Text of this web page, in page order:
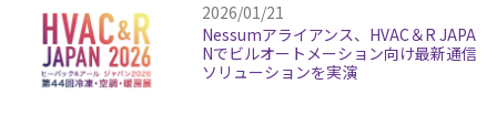
2026/01/21
Nessumアライアンス、HVAC＆R JAPA
Nでビルオートメーション向け最新通信
ソリューションを実演